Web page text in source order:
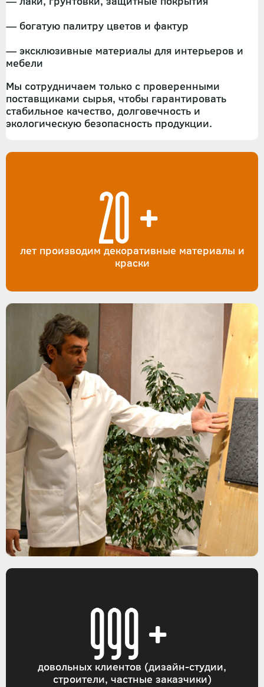
— богатую палитру цветов и фактур
— эксклюзивные материалы для интерьеров и
мебели
Мы сотрудничаем только с проверенными
поставщиками сырья, чтобы гарантировать
стабильное качество, долговечность и
экологическую безопасность продукции.
20+
лет производим декоративные материалы и
краски
999+
довольных клиентов (дизайн-студии,
строители, частные заказчики)